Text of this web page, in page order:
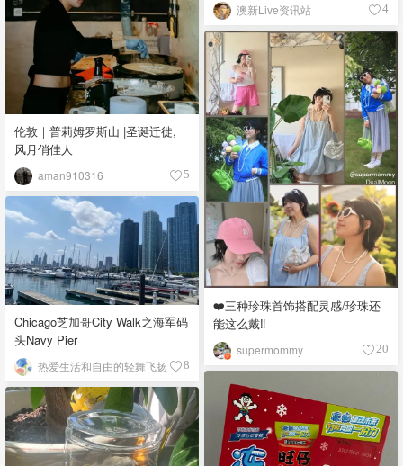
澳新Live资讯站 4
伦敦｜普莉姆罗斯山 |圣诞迁徙,
风月俏佳人
aman910316 5
❤️三种珍珠首饰搭配灵感/珍珠还
能这么戴‼️
supermommy 20
Chicago芝加哥City Walk之海军码
头Navy Pier
热爱生活和自由的轻舞飞扬 8